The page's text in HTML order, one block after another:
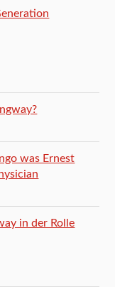
was Ernest
in der Rolle